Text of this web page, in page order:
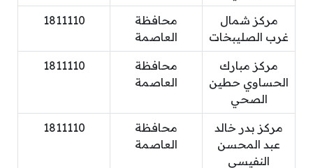
مركز شمال
غرب الصليبخات
محافظة
العاصمة
1811110
مركز مبارك
الحساوي حطين
الصحي
محافظة
العاصمة
1811110
مركز بدر خالد
عبد المحسن
النفيسي
محافظة
العاصمة
1811110